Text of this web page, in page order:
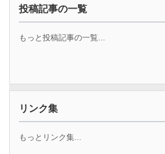
投稿記事の一覧
もっと投稿記事の一覧...
リンク集
もっとリンク集...